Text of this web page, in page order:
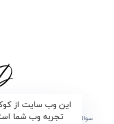
سوالات متداول برگزیدگان
این وب سایت از
تجربه وب شما